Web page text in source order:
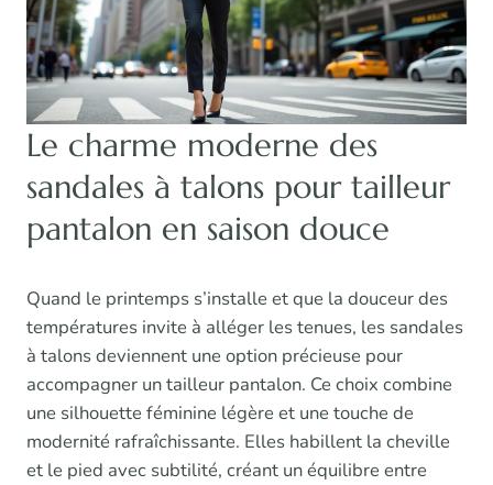
Le charme moderne des
sandales à talons pour tailleur
pantalon en saison douce
Quand le printemps s’installe et que la douceur des
températures invite à alléger les tenues, les sandales
à talons deviennent une option précieuse pour
accompagner un tailleur pantalon. Ce choix combine
une silhouette féminine légère et une touche de
modernité rafraîchissante. Elles habillent la cheville
et le pied avec subtilité, créant un équilibre entre